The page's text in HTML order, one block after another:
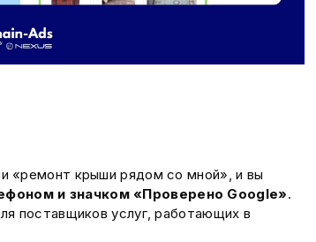
«ремонт крыши рядом со мной», и вы
и значком «Проверено Google».
поставщиков услуг, работающих в